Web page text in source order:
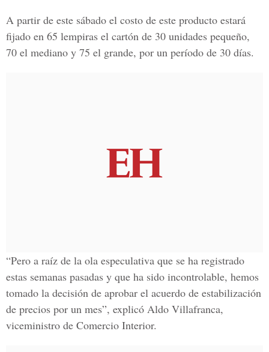
A partir de este sábado el costo de este producto estará
fijado en 65 lempiras el cartón de 30 unidades pequeño,
70 el mediano y 75 el grande, por un período de 30 días.
“Pero a raíz de la ola especulativa que se ha registrado
estas semanas pasadas y que ha sido incontrolable, hemos
tomado la decisión de aprobar el acuerdo de estabilización
de precios por un mes”, explicó Aldo Villafranca,
viceministro de Comercio Interior.